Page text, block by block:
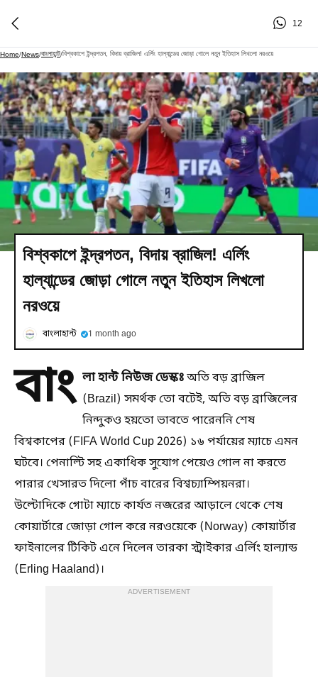
12
Home/News/বাংলাহান্ট/বিশ্বকাপে ইন্দ্রপতন, বিদায় ব্রাজিল! এর্লিং হাল্যান্ডের জোড়া গোলে নতুন ইতিহাস লিখলো নরওয়ে
বিশ্বকাপে ইন্দ্রপতন, বিদায় ব্রাজিল! এর্লিং
হাল্যান্ডের জোড়া গোলে নতুন ইতিহাস লিখলো
নরওয়ে
বাংলাহান্ট 1 month ago
বাং লা হান্ট নিউজ ডেস্কঃঅতি বড় ব্রাজিল
(Brazil) সমর্থক তো বটেই, অতি বড় ব্রাজিলের
নিন্দুকও হয়তো ভাবতে পারেননি শেষ
বিশ্বকাপের (FIFA World Cup 2026) ১৬ পর্যায়ের ম্যাচে এমন
ঘটবে। পেনাল্টি সহ একাধিক সুযোগ পেয়েও গোল না করতে
পারার খেসারত দিলো পাঁচ বারের বিশ্বচ্যাম্পিয়নরা।
উল্টোদিকে গোটা ম্যাচে কার্যত নজরের আড়ালে থেকে শেষ
কোয়ার্টারে জোড়া গোল করে নরওয়েকে (Norway) কোয়ার্টার
ফাইনালের টিকিট এনে দিলেন তারকা স্ট্রাইকার এর্লিং হাল্যান্ড
(Erling Haaland)।
ADVERTISEMENT